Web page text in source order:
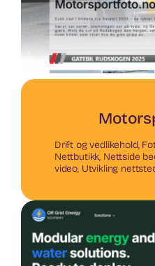
Drift og vedlikehold,
Nettbutikk, Nettside
video, Utvikling